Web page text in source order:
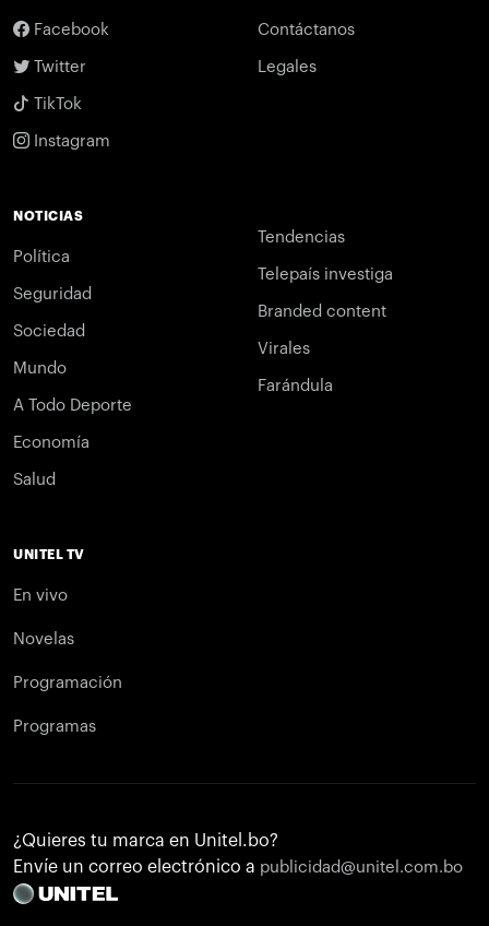
Facebook
Twitter
TikTok
Instagram
Contáctanos
Legales
NOTICIAS
Política
Seguridad
Sociedad
Mundo
A Todo Deporte
Economía
Salud
Tendencias
Telepaís investiga
Branded content
Virales
Farándula
UNITEL TV
En vivo
Novelas
Programación
Programas
¿Quieres tu marca en Unitel.bo?
Envíe un correo electrónico a publicidad@unitel.com.bo